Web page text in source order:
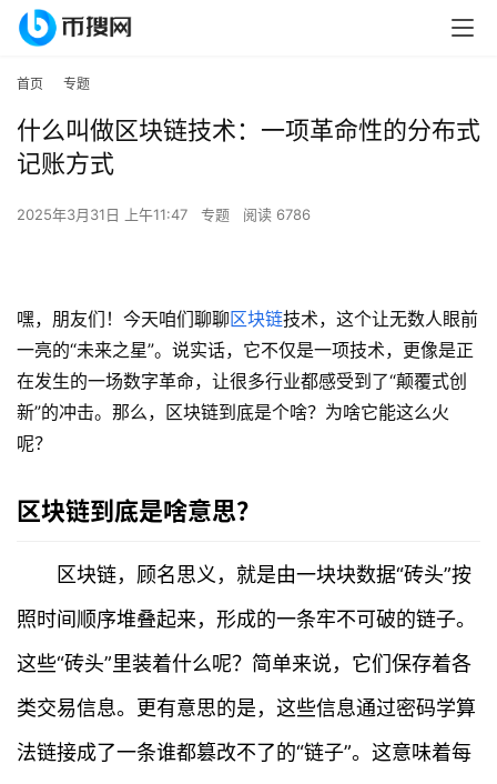
首页 专题
什么叫做区块链技术：一项革命性的分布式
记账方式
2025年3月31日 上午11:47 专题 阅读 6786
嘿，朋友们！今天咱们聊聊区块链技术，这个让无数人眼前
一亮的“未来之星”。说实话，它不仅是一项技术，更像是正
在发生的一场数字革命，让很多行业都感受到了“颠覆式创
新”的冲击。那么，区块链到底是个啥？为啥它能这么火
呢？
区块链到底是啥意思？
区块链，顾名思义，就是由一块块数据“砖头”按
照时间顺序堆叠起来，形成的一条牢不可破的链子。
这些“砖头”里装着什么呢？简单来说，它们保存着各
类交易信息。更有意思的是，这些信息通过密码学算
法链接成了一条谁都篡改不了的“链子”。这意味着每